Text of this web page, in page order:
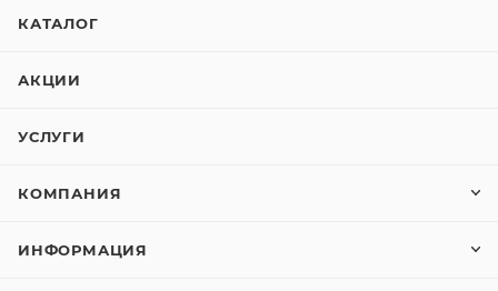
КАТАЛОГ
АКЦИИ
УСЛУГИ
КОМПАНИЯ
ИНФОРМАЦИЯ